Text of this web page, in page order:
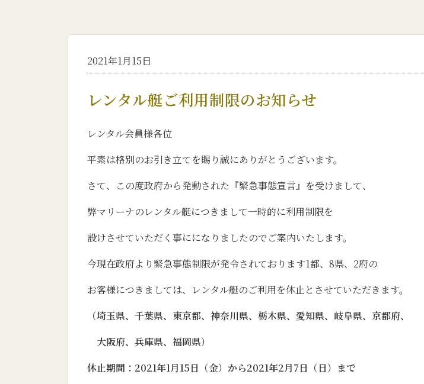
2021年1月15日
レンタル艇ご利用制限のお知らせ
レンタル会員様各位
平素は格別のお引き立てを賜り誠にありがとうございます。
さて、この度政府から発動された『緊急事態宣言』を受けまして、
弊マリーナのレンタル艇につきまして一時的に利用制限を
設けさせていただく事にになりましたのでご案内いたします。
今現在政府より緊急事態制限が発令されております1都、8県、2府の
お客様につきましては、レンタル艇のご利用を休止とさせていただきます。
（埼玉県、千葉県、東京都、神奈川県、栃木県、愛知県、岐阜県、京都府、
大阪府、兵庫県、福岡県）
休止期間：2021年1月15日（金）から2021年2月7日（日）まで